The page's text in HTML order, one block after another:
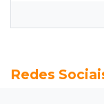
Sábado é dia
Redes